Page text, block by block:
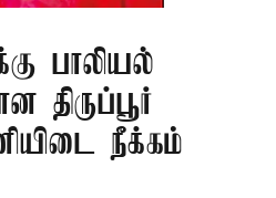
பாலியல்
நீக்கம்